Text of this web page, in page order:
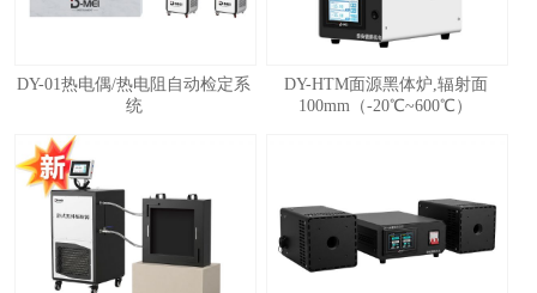
DY-01热电偶/热电阻自动检定系
统
DY-HTM面源黑体炉,辐射面
100mm（-20℃~600℃）